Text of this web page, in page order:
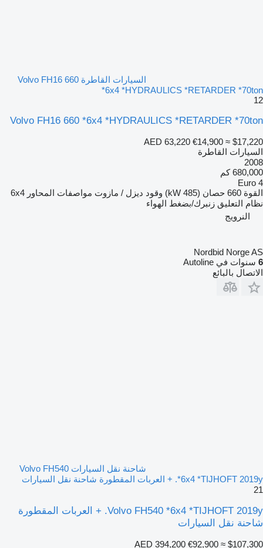
السيارات القاطرة Volvo FH16 660
*6x4 *HYDRAULICS *RETARDER *70ton
12
Volvo FH16 660 *6x4 *HYDRAULICS *RETARDER *70ton
AED 63,220 €14,900 ≈ $17,220
السيارات القاطرة
2008
680,000 كم
Euro 4
القوة 660 حصان (485 kW) وقود ديزل / مازوت مواصفات المحاور 6x4
نظام التعليق زنبرك/بضغط الهواء
النرويج
Nordbid Norge AS
6 سنوات في Autoline
الاتصال بالبائع
شاحنة نقل السيارات Volvo FH540
*6x4 *TIJHOFT 2019y. + العربات المقطورة شاحنة نقل السيارات
21
Volvo FH540 *6x4 *TIJHOFT 2019y. + العربات المقطورة
شاحنة نقل السيارات
AED 394,200 €92,900 ≈ $107,300